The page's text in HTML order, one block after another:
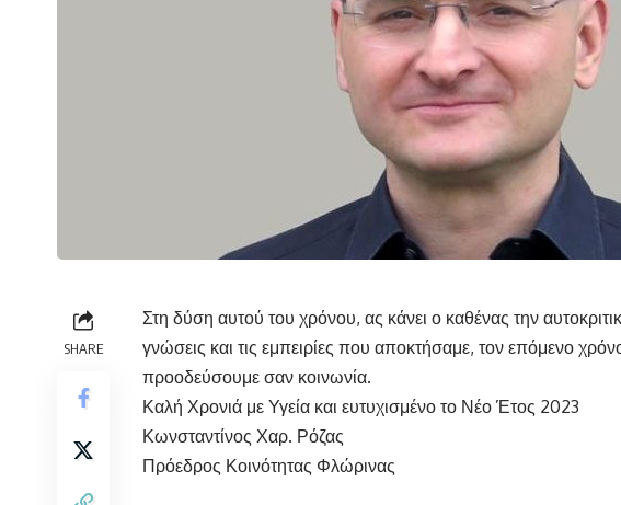
SHARE
Στη δύση αυτού του χρόνου, ας κάνει ο καθένας την
γνώσεις και τις εμπειρίες που αποκτήσαμε, τον επόμενο
προοδεύσουμε σαν κοινωνία.
Καλή Χρονιά με Υγεία και ευτυχισμένο το Νέο Έτος 2023
Κωνσταντίνος Χαρ. Ρόζας
Πρόεδρος Κοινότητας Φλώρινας